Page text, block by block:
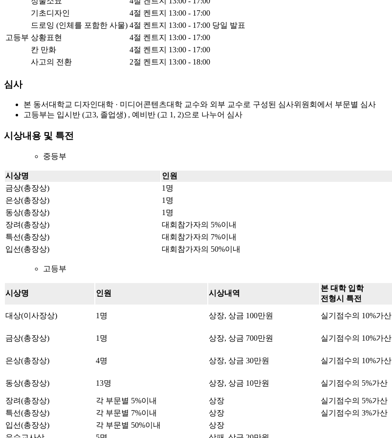
당일 발표
고등부
기초디자인 4절 켄트지
13:00 - 17:00
드로잉 (인체를 포함한 사물) 4절 켄트지
13:00 - 17:00
상황표현
4절 켄트지
13:00 - 17:00
칸 만화
4절 켄트지
13:00 - 17:00
사고의 전환
2절 켄트지 13:00 - 18:00
심사
본 동서대학교 디자인대학 · 미디어콘텐츠대학 교수와 외부 교수로 구성된 심사위원회에서 부문별 심사
고등부는 입시반 (고3, 졸업생) , 예비반 (고 1, 2)으로 나누어 심사
시상내용 및 특전
중등부
시상명 인원
금상(총장상)
1명
은상(총장상)
1명
동상(총장상)
1명
장려(총장상)
대회참가자의 5%이내
특선(총장상)
대회참가자의 7%이내
입선(총장상)
대회참가자의 50%이내
고등부
시상명 인원 시상내역
본 대학 입학
전형시 특전
대상(이사장상) 1명 상장, 상금 100만원 실기점수의 10%가산
금상(총장상)
1명 상장, 상금 700만원 실기점수의 10%가산
은상(총장상) 4명 상장, 상금 30만원 실기점수의 10%가산
동상(총장상) 13명 상장, 상금 10만원 실기점수의 5%가산
장려(총장상) 각 부문별 5%이내 상장
실기점수의 5%가산
특선(총장상)
각 부문별 7%이내 상장
실기점수의 3%가산
입선(총장상)
각 부문별 50%이내
상장